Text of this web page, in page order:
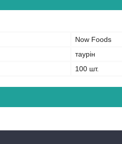
Now Foods
таурін
100 шт.